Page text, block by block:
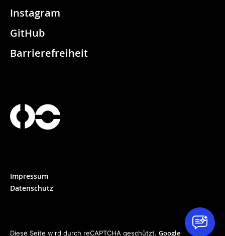
Instagram
GitHub
Barrierefreiheit
Impressum
Datenschutz
Diese Seite wird durch reCAPTCHA geschützt. Google